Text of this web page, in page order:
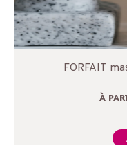
FORFAIT
À